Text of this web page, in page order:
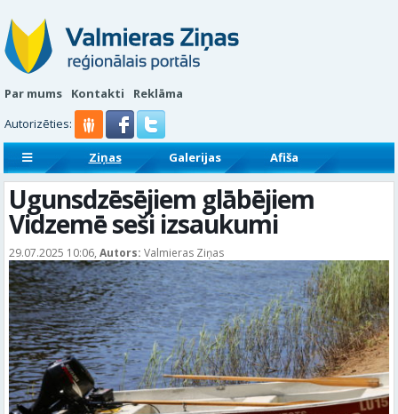
Par mums Kontakti
Reklāma
Autorizēties:
Ziņas Galerijas
Afiša
Sludinājumi
Reklāmraksti
Ugunsdzēsējiem glābējiem
Vidzemē seši izsaukumi
29.07.2025 10:06, Autors: Valmieras Ziņas